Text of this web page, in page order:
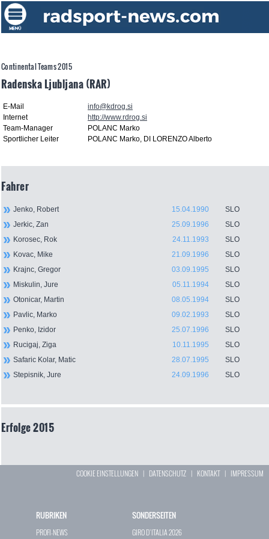
Continental Teams 2015
Radenska Ljubljana (RAR)
E-Mail
info@kdrog.si
Internet
http://www.rdrog.si
Team-Manager
POLANC Marko
Sportlicher Leiter
POLANC Marko, DI LORENZO Alberto
Fahrer
Jenko, Robert 15.04.1990
SLO
Jerkic, Zan
25.09.1996
SLO
Korosec, Rok
24.11.1993
SLO
Kovac, Mike
21.09.1996
SLO
Krajnc, Gregor
03.09.1995
SLO
Miskulin, Jure
05.11.1994
SLO
Otonicar, Martin
08.05.1994
SLO
Pavlic, Marko
09.02.1993
SLO
Penko, Izidor
25.07.1996
SLO
Rucigaj, Ziga
10.11.1995
SLO
Safaric Kolar, Matic
28.07.1995
SLO
Stepisnik, Jure
24.09.1996 SLO
Erfolge 2015
COOKIE EINSTELLUNGEN | DATENSCHUTZ | KONTAKT| IMPRESSUM
RUBRIKEN
PROFI-NEWS
SONDERSEITEN
GIRO D`ITALIA 2026